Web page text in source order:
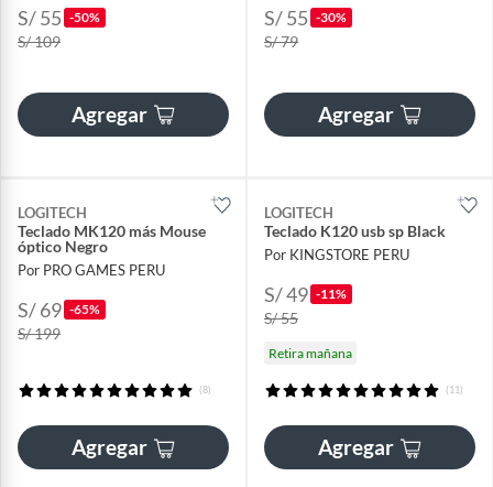
S/ 55 -50%
S/ 109
Agregar
S/ 55 -30%
S/ 79
Agregar
LOGITECH
Teclado MK120 más Mouse
óptico Negro
Por PRO GAMES PERU
S/ 69 -65%
S/ 199
(8)
Agregar
LOGITECH
Teclado K120 usb sp Black
Por KINGSTORE PERU
S/ 49 -11%
S/ 55
Retira mañana
(11)
Agregar